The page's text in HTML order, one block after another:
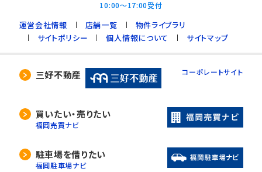
10:00～17:00受付
運営会社情報 店舗一覧
物件ライブラリ
サイトポリシー
個人情報について サイトマップ
三好不動産 コーポレートサイト
買いたい・売りたい
福岡売買ナビ
駐車場を借りたい
福岡駐車場ナビ